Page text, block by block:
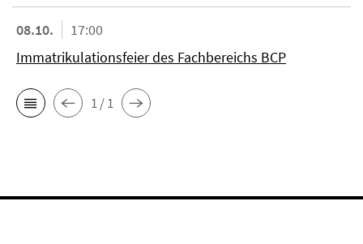
08.10.
17:00
Immatrikulationsfeier des Fachbereichs BCP
1 / 1